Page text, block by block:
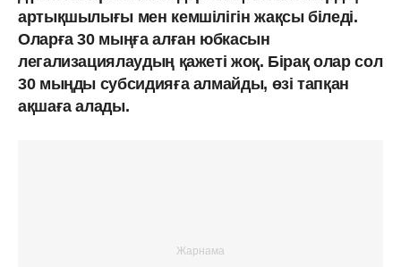
артықшылығы мен кемшілігін жақсы біледі.
Оларға 30 мыңға алған юбкасын
легализациялаудың қажеті жоқ. Бірақ олар сол
30 мыңды субсидияға алмайды, өзі тапқан
ақшаға алады.